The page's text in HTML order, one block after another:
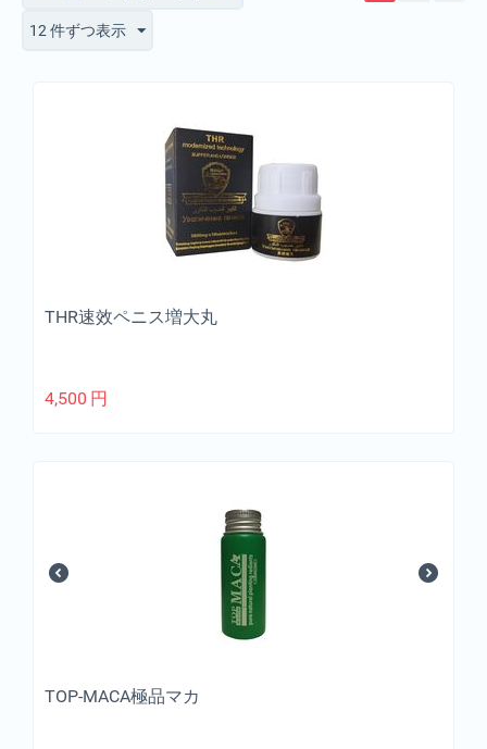
12 件ずつ表示
THR速效ペニス増大丸
4,500 円
TOP-MACA極品マカ